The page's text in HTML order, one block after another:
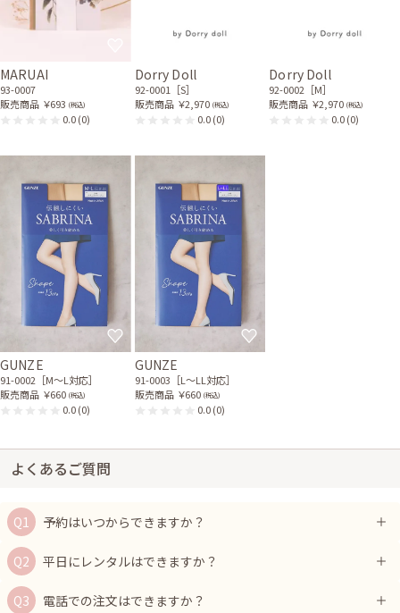
MARUAI
93-0007
販売商品 ￥693 (税込)
0.0(0)
Dorry Doll
92-0001［S］
販売商品 ￥2,970 (税込)
0.0(0)
Dorry Doll
92-0002［M］
販売商品 ￥2,970 (税込)
0.0(0)
GUNZE
91-0002［M〜L対応］
販売商品 ￥660 (税込)
0.0(0)
GUNZE
91-0003［L〜LL対応］
販売商品 ￥660 (税込)
0.0(0)
よくあるご質問
予約はいつからできますか？
平日にレンタルはできますか？
電話での注文はできますか？